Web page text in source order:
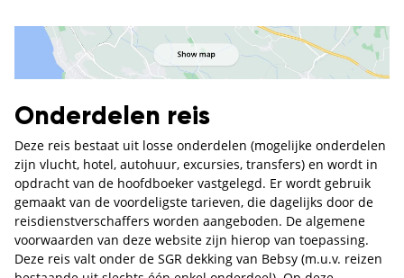
Onderdelen reis
Deze reis bestaat uit losse onderdelen (mogelijke onderdelen
zijn vlucht, hotel, autohuur, excursies, transfers) en wordt in
opdracht van de hoofdboeker vastgelegd. Er wordt gebruik
gemaakt van de voordeligste tarieven, die dagelijks door de
reisdienstverschaffers worden aangeboden. De algemene
voorwaarden van deze website zijn hierop van toepassing.
Deze reis valt onder de SGR dekking van Bebsy (m.u.v. reizen